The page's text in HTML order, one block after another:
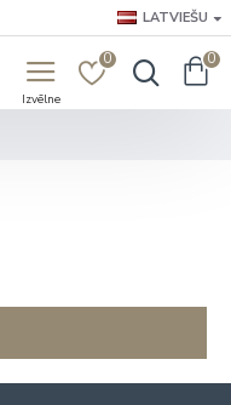
LATVIEŠU
0 0